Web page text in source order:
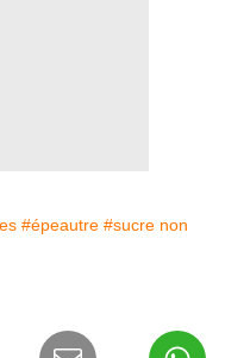
#épeautre #sucre non